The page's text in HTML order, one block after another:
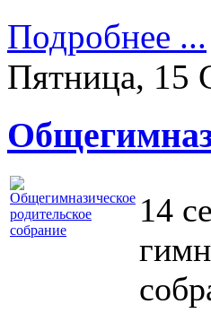
Подробнее ...
Пятница, 15
14